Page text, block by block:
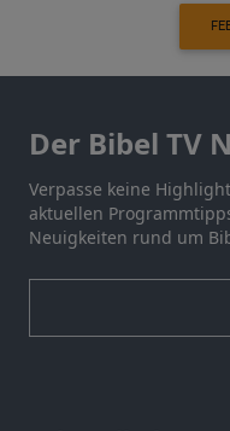
Der Bibel TV
Verpasse keine
aktuellen
Neuigkeiten rund um